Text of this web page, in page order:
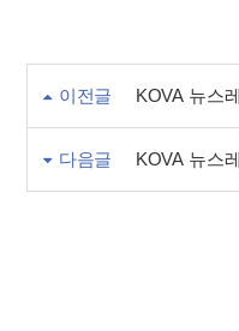
이전글 KOVA 뉴스
다음글 KOVA 뉴스